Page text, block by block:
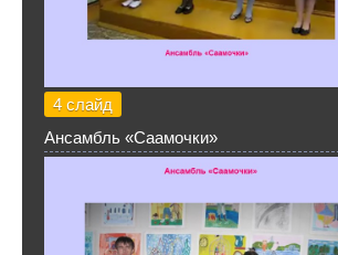
4 слайд
Ансамбль «Саамочки»